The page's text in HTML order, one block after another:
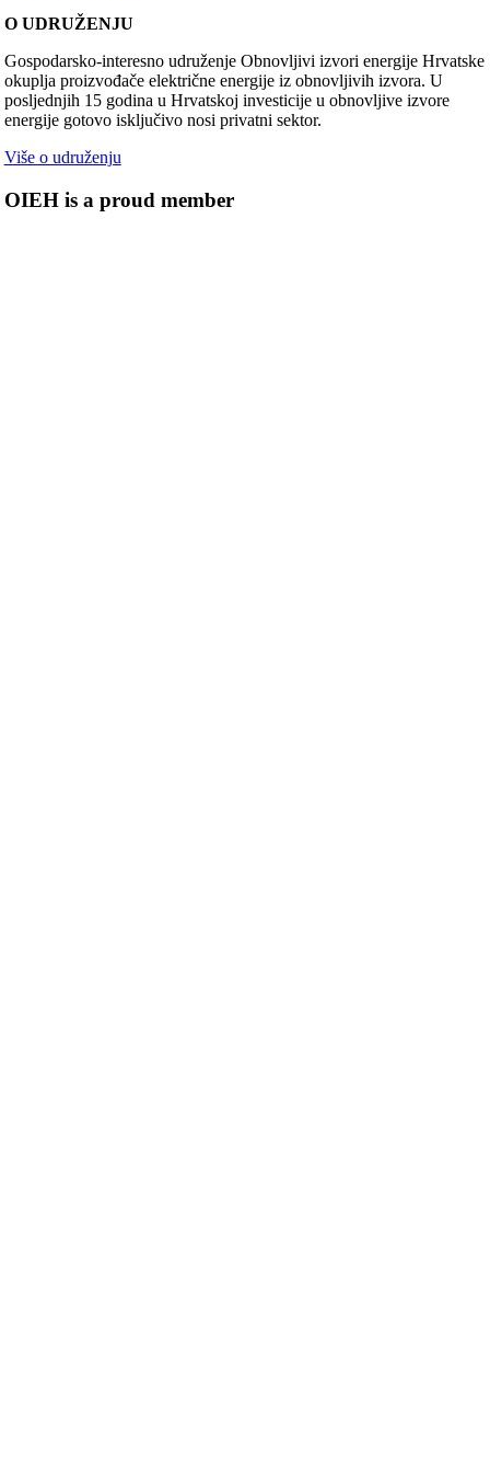
O UDRUŽENJU
Gospodarsko-interesno udruženje Obnovljivi izvori energije Hrvatske
okuplja proizvođače električne energije iz obnovljivih izvora. U
posljednjih 15 godina u Hrvatskoj investicije u obnovljive izvore
energije gotovo isključivo nosi privatni sektor.
Više o udruženju
OIEH is a proud member